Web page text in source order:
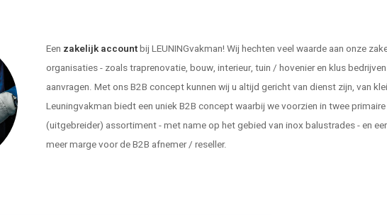
Een zakelijk accountbij LEUNINGvakman! Wij hechten veel waarde aan onze
organisaties - zoals traprenovatie, bouw, interieur, tuin / hovenier en klus
aanvragen. Met ons B2B concept kunnen wij u altijd gericht van dienst zijn, van
Leuningvakman biedt een uniek B2B concept waarbij we voorzien in twee
(uitgebreider) assortiment - met name op het gebied van inox balustrades - en
meer marge voor de B2B afnemer / reseller.